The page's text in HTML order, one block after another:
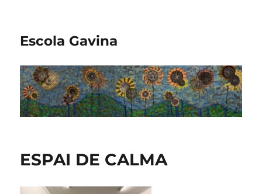
Escola Gavina
ESPAI DE CALMA